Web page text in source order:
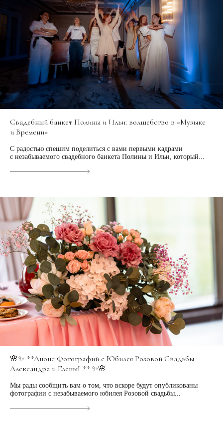
Свадебный банкет Полины и Ильи: волшебство в «Музыке
и Времени»
С радостью спешим поделиться с вами первыми кадрами
с незабываемого свадебного банкета Полины и Ильи, который...
🌸✨ **Анонс Фотографий с Юбилея Розовой Свадьбы
Александра и Елены! ** ✨🌸
Мы рады сообщить вам о том, что вскоре будут опубликованы
фотографии с незабываемого юбилея Розовой свадьбы...